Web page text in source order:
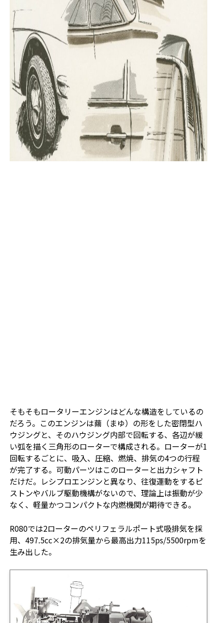
そもそもロータリーエンジンはどんな構造をしているの
だろう。このエンジンは繭（まゆ）の形をした密閉型ハ
ウジングと、そのハウジング内部で回転する、各辺が緩
い弧を描く三角形のローターで構成される。ローターが1
回転するごとに、吸入、圧縮、燃焼、排気の4つの行程
が完了する。可動パーツはこのローターと出力シャフト
だけだ。レシプロエンジンと異なり、往復運動をするピ
ストンやバルブ駆動機構がないので、理論上は振動が少
なく、軽量かつコンパクトな内燃機関が期待できる。
R080では2ローターのペリフェラルポート式吸排気を採
用、497.5cc×2の排気量から最高出力115ps/5500rpmを
生み出した。